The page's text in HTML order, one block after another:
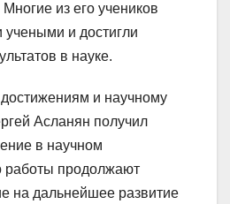
из его учеников
учеными и достигли
в науке.
и научному
Асланян получил
в научном
работы продолжают
на дальнейшее развитие